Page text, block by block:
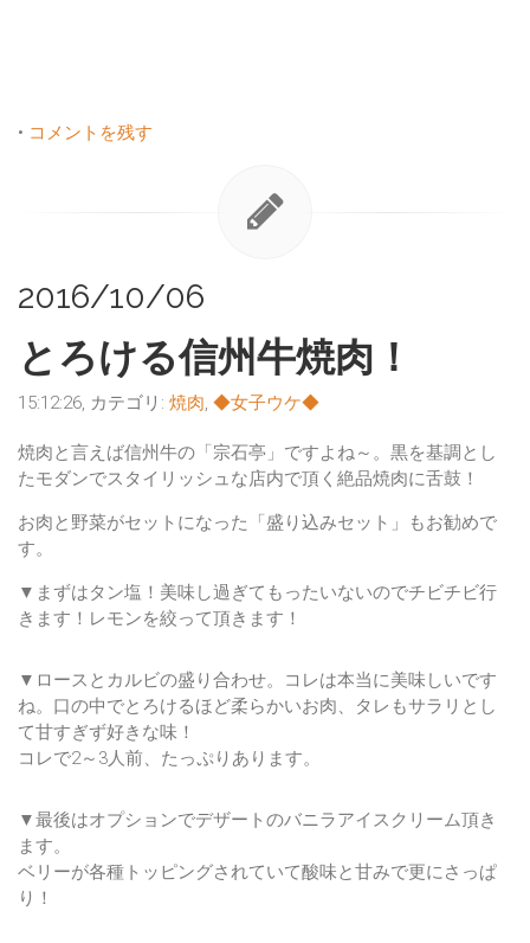
• コメントを残す
2016/10/06
とろける信州牛焼肉！
15:12:26, カテゴリ: 焼肉, ◆女子ウケ◆
焼肉と言えば信州牛の「宗石亭」ですよね～。黒を基調とし
たモダンでスタイリッシュな店内で頂く絶品焼肉に舌鼓！
お肉と野菜がセットになった 「盛り込みセット」
もお勧めで
す。
▼まずはタン塩！美味し過ぎてもったいないのでチビチビ行
きます！レモンを絞って頂きます！
▼ロースとカルビの盛り合わせ。コレは本当に美味しいです
ね。口の中でとろけるほど柔らかいお肉、タレもサラリとし
て甘すぎず好きな味！
コレで2～3人前、たっぷりあります。
▼最後はオプションでデザートのバニラアイスクリーム頂き
ます。
ベリーが各種トッピングされていて酸味と甘みで更にさっぱ
り！